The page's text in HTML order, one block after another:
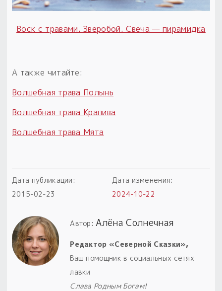
Воск с травами. Зверобой. Свеча — пирамидка
А также читайте:
Волшебная трава Полынь
Волшебная трава Крапива
Волшебная трава Мята
Дата публикации:
2015-02-23
Дата изменения:
2024-10-22
Автор:Алёна Солнечная
Редактор «Северной Сказки»,
Ваш помощник в социальных сетях
лавки
Слава Родным Богам!